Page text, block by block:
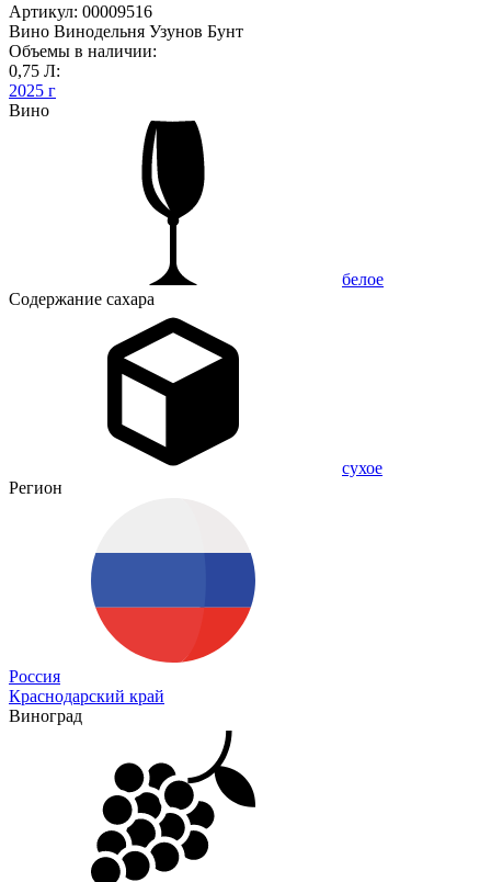
Артикул: 00009516
Вино Винодельня Узунов Бунт
Объемы в наличии:
0,75 Л:
2025 г
Вино
белое
Содержание сахара
сухое
Регион
Россия
Краснодарский край
Виноград